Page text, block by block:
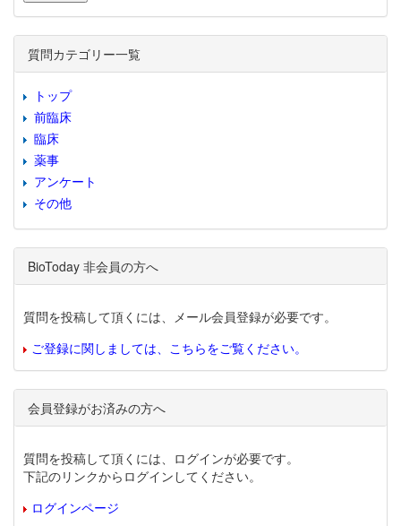
質問カテゴリー一覧
トップ
前臨床
臨床
薬事
アンケート
その他
BioToday 非会員の方へ
質問を投稿して頂くには、メール会員登録が必要です。
ご登録に関しましては、こちらをご覧ください。
会員登録がお済みの方へ
質問を投稿して頂くには、ログインが必要です。
下記のリンクからログインしてください。
ログインページ